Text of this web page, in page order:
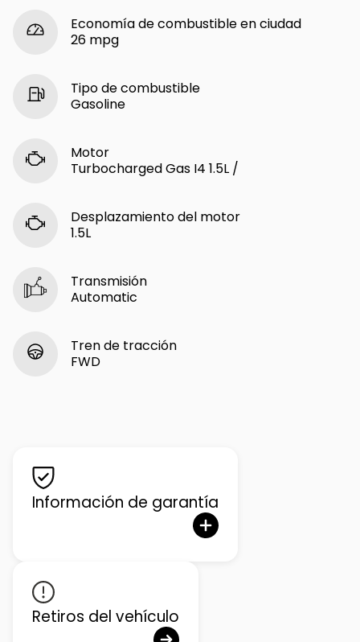
Economía de combustible en ciudad
26 mpg
Tipo de combustible
Gasoline
Motor
Turbocharged Gas I4 1.5L /
Desplazamiento del motor
1.5L
Transmisión
Automatic
Tren de tracción
FWD
Información de garantía
Retiros del vehículo